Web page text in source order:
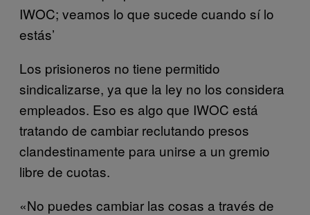
IWOC; veamos lo que sucede cuando sí lo
estás’
Los prisioneros no tiene permitido
sindicalizarse, ya que la ley no los considera
empleados. Eso es algo que IWOC está
tratando de cambiar reclutando presos
clandestinamente para unirse a un gremio
libre de cuotas.
«No puedes cambiar las cosas a través de